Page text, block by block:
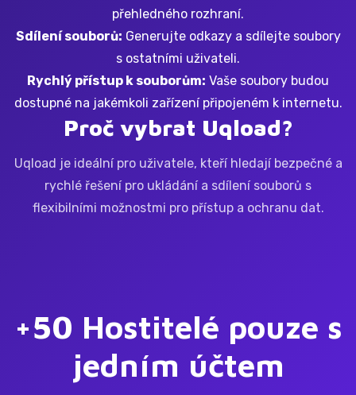
přehledného rozhraní.
Sdílení souborů: Generujte odkazy a sdílejte soubory
s ostatními uživateli.
Rychlý přístup k souborům: Vaše soubory budou
dostupné na jakémkoli zařízení připojeném k internetu.
Proč vybrat Uqload?
Uqload je ideální pro uživatele, kteří hledají bezpečné a
rychlé řešení pro ukládání a sdílení souborů s
flexibilními možnostmi pro přístup a ochranu dat.
+50 Hostitelé pouze s
jedním účtem